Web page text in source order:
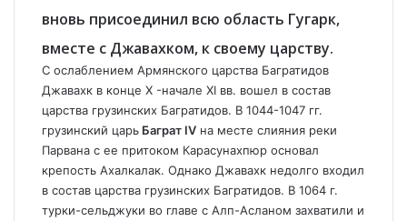
вновь присоединил всю область Гугарк,
вместе с Джавахком, к своему царству.
С ослаблением Армянского царства Багратидов
Джавахк в конце X -начале XI вв. вошел в состав
царства грузинских Багратидов. В 1044-1047 гг.
грузинский царь Баграт IV на месте слияния реки
Парвана с ее притоком Карасунахпюр основал
крепость Ахалкалак. Однако Джавахк недолго входил
в состав царства грузинских Багратидов. В 1064 г.
турки-сельджуки во главе с Алп-Асланом захватили и